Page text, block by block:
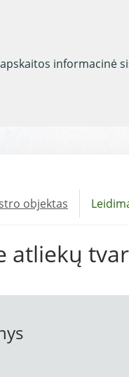
informacinė
objektas
atliekų